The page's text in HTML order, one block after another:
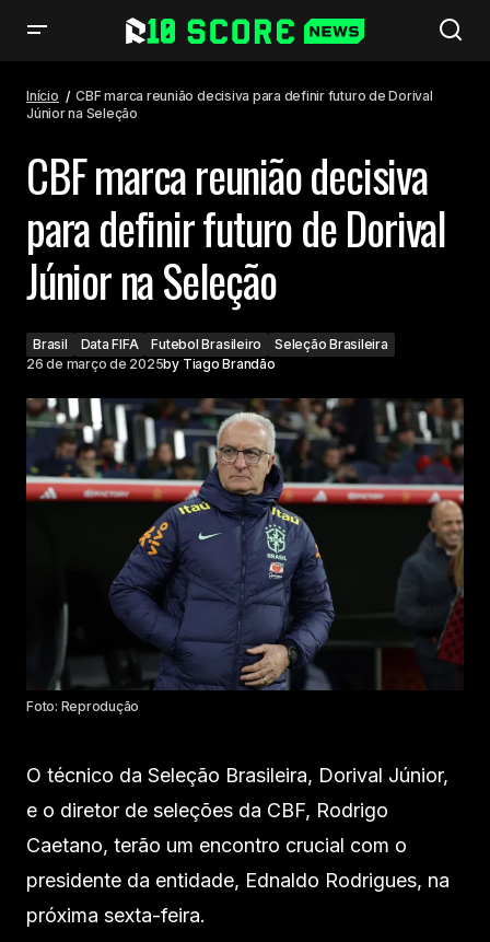
Seleção
Início
CBF marca reunião decisiva para definir futuro de Dorival
Júnior na Seleção
CBF marca reunião decisiva
para definir futuro de Dorival
Júnior na Seleção
Brasil Data FIFA Futebol Brasileiro
Seleção Brasileira
26 de março de 2025by Tiago Brandão
Foto: Reprodução
O técnico da Seleção Brasileira, Dorival Júnior,
e o diretor de seleções da CBF, Rodrigo
Caetano, terão um encontro crucial com o
presidente da entidade, Ednaldo Rodrigues, na
próxima sexta-feira.